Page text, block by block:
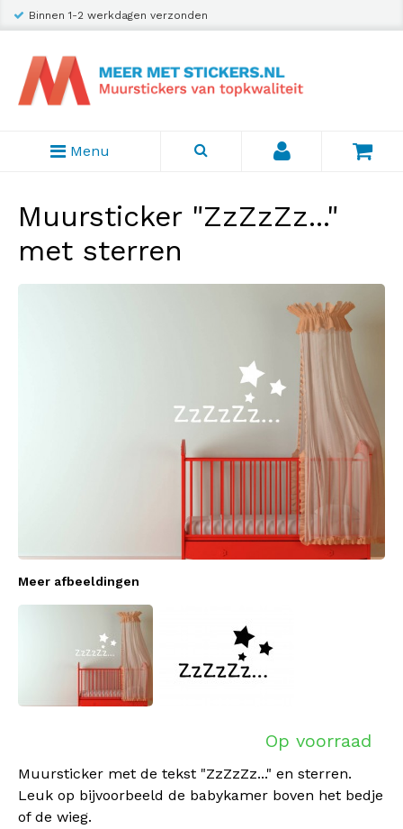
Binnen 1-2 werkdagen verzonden
Menu
Muursticker "ZzZzZz..."
met sterren
Meer afbeeldingen
Op voorraad
Muursticker met de tekst "ZzZzZz..." en sterren.
Leuk op bijvoorbeeld de babykamer boven het bedje
of de wieg.